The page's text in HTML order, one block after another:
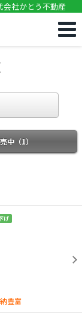
会社かとう不動産
中（1）
げ
豊富